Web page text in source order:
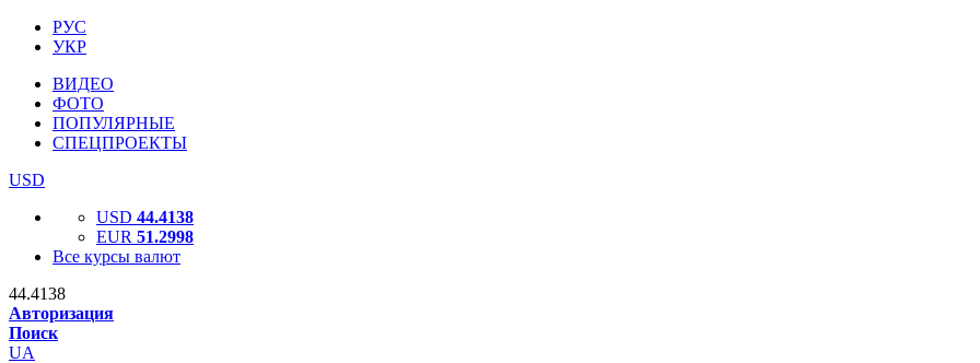
РУС
УКР
ВИДЕО
ФОТО
ПОПУЛЯРНЫЕ
СПЕЦПРОЕКТЫ
USD
USD 44.4138
EUR 51.2998
Все курсы валют
44.4138
Авторизация
Поиск
UA